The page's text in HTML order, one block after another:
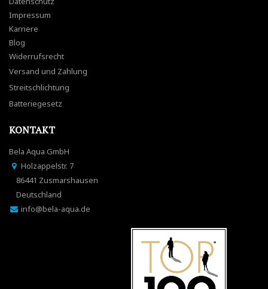
Impressum
Karriere
Blog
Widerrufsrecht
Versand und Zahlung
Streitschlichtung
Batteriegesetz
KONTAKT
Bela Aqua GmbH
Holzappelstr. 7
86441 Zusmarshausen
Deutschland
info@bela-aqua.de